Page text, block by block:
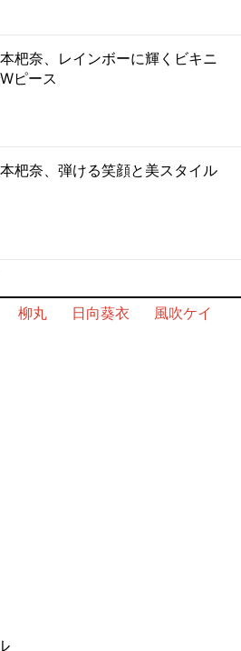
杷奈、レインボーに輝くビキニ
ピース
杷奈、弾ける笑顔と美スタイル
柳丸 日向葵衣
風吹ケイ